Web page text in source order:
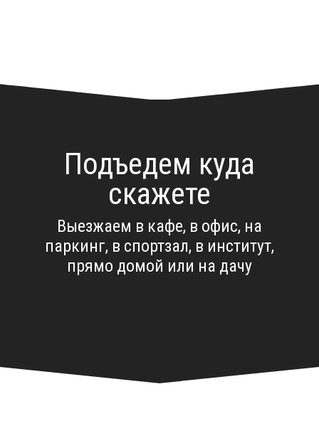
Подъедем куда
скажете
Выезжаем в кафе, в офис, на
паркинг, в спортзал, в институт,
прямо домой или на дачу